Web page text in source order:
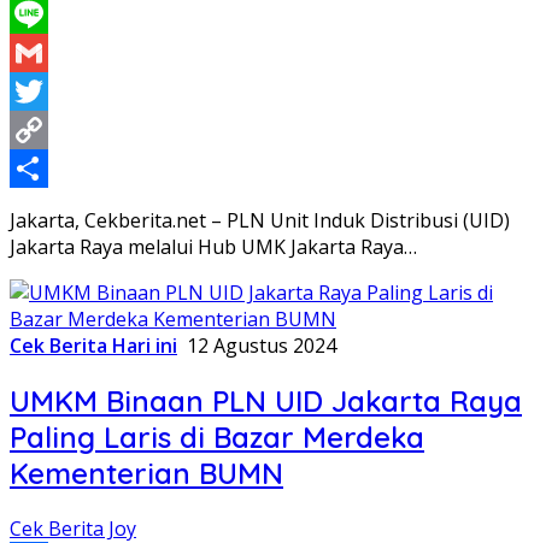
WhatsApp
Line
Gmail
Twitter
Copy
Link
Share
Jakarta, Cekberita.net – PLN Unit Induk Distribusi (UID)
Jakarta Raya melalui Hub UMK Jakarta Raya…
Cek Berita Hari ini 12 Agustus 2024
UMKM Binaan PLN UID Jakarta Raya
Paling Laris di Bazar Merdeka
Kementerian BUMN
Cek Berita Joy